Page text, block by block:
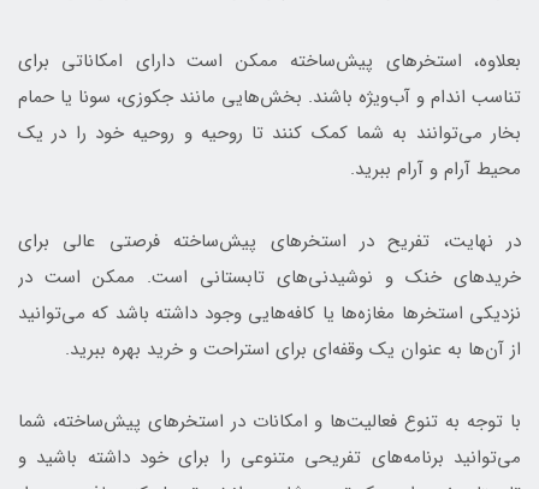
بعلاوه، استخرهای پیش‌ساخته ممکن است دارای امکاناتی برای
تناسب اندام و آب‌ویژه باشند. بخش‌هایی مانند جکوزی، سونا یا حمام
بخار می‌توانند به شما کمک کنند تا روحیه و روحیه خود را در یک
محیط آرام و آرام ببرید.
در نهایت، تفریح در استخرهای پیش‌ساخته فرصتی عالی برای
خریدهای خنک و نوشیدنی‌های تابستانی است. ممکن است در
نزدیکی استخرها مغازه‌ها یا کافه‌هایی وجود داشته باشد که می‌توانید
از آن‌ها به عنوان یک وقفه‌ای برای استراحت و خرید بهره ببرید.
با توجه به تنوع فعالیت‌ها و امکانات در استخرهای پیش‌ساخته، شما
می‌توانید برنامه‌های تفریحی متنوعی را برای خود داشته باشید و